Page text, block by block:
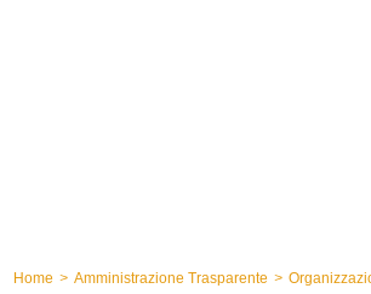
Home > Amministrazione Trasparente >